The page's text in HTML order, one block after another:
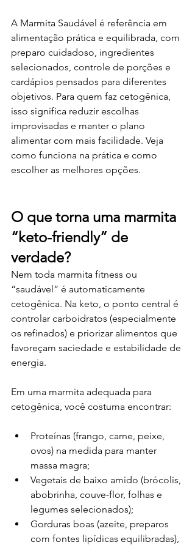
A Marmita Saudável é referência em
alimentação prática e equilibrada, com
preparo cuidadoso, ingredientes
selecionados, controle de porções e
cardápios pensados para diferentes
objetivos. Para quem faz cetogênica,
isso significa reduzir escolhas
improvisadas e manter o plano
alimentar com mais facilidade. Veja
como funciona na prática e como
escolher as melhores opções.
O que torna uma marmita
“keto-friendly” de
verdade?
Nem toda marmita fitness ou
“saudável” é automaticamente
cetogênica. Na keto, o ponto central é
controlar carboidratos (especialmente
os refinados) e priorizar alimentos que
favoreçam saciedade e estabilidade de
energia.
Em uma marmita adequada para
cetogênica, você costuma encontrar:
Proteínas (frango, carne, peixe,
ovos) na medida para manter
massa magra;
Vegetais de baixo amido (brócolis,
abobrinha, couve-flor, folhas e
legumes selecionados);
Gorduras boas (azeite, preparos
com fontes lipídicas equilibradas),